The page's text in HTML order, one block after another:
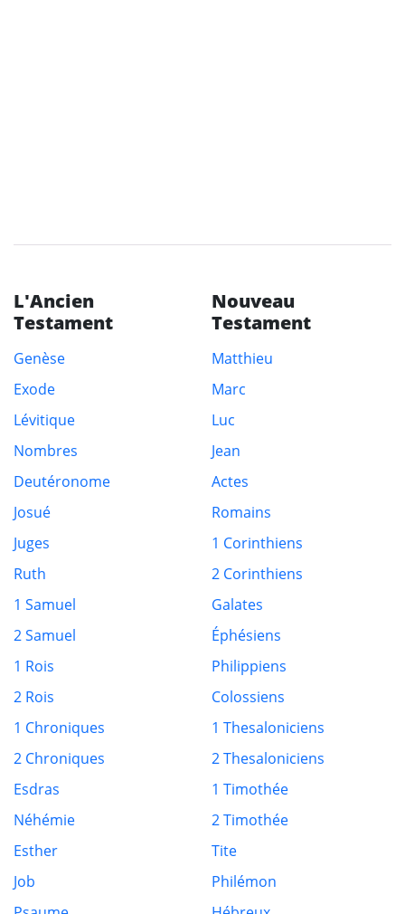
L'Ancien
Testament
Genèse
Exode
Lévitique
Nombres
Deutéronome
Josué
Juges
Ruth
1 Samuel
2 Samuel
1 Rois
2 Rois
1 Chroniques
2 Chroniques
Esdras
Néhémie
Esther
Job
Nouveau
Testament
Matthieu
Marc
Luc
Jean
Actes
Romains
1 Corinthiens
2 Corinthiens
Galates
Éphésiens
Philippiens
Colossiens
1 Thesaloniciens
2 Thesaloniciens
1 Timothée
2 Timothée
Tite
Philémon